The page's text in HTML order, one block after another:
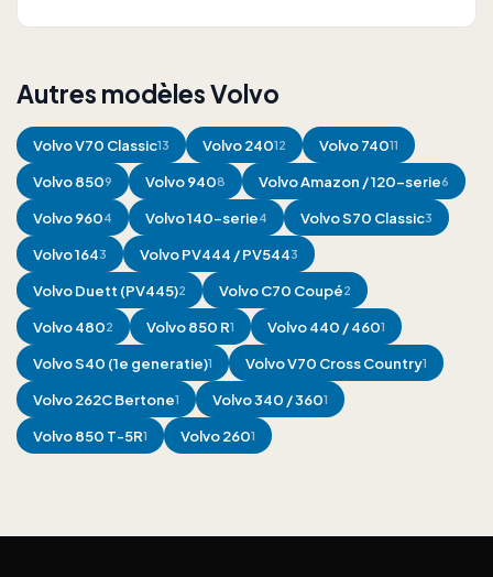
Autres modèles Volvo
VolvoV70 Classic13 Volvo24012 Volvo74011
Volvo8509 Volvo9408 VolvoAmazon / 120-serie6
Volvo9604 Volvo140-serie4 VolvoS70 Classic3
Volvo1643 VolvoPV444 / PV5443
VolvoDuett (PV445)2 VolvoC70 Coupé2
Volvo4802 Volvo850 R1 Volvo440 / 4601
VolvoS40 (1e generatie)1 VolvoV70 Cross Country1
Volvo262C Bertone1 Volvo340 / 3601
Volvo850 T-5R1 Volvo2601